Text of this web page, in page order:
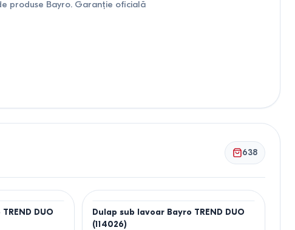
produse Bayro. Garanție oficială
638
DUO
Dulap sub lavoar Bayro TREND DUO
(114026)